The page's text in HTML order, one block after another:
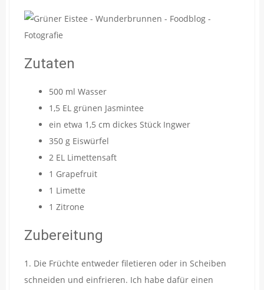
Zutaten
500 ml Wasser
1,5 EL grünen Jasmintee
ein etwa 1,5 cm dickes Stück Ingwer
350 g Eiswürfel
2 EL Limettensaft
1 Grapefruit
1 Limette
1 Zitrone
Zubereitung
1. Die Früchte entweder filetieren oder in Scheiben
schneiden und einfrieren. Ich habe dafür einen